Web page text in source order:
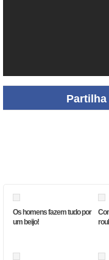
Partilha
Os homens fazem tudo por
um beijo!